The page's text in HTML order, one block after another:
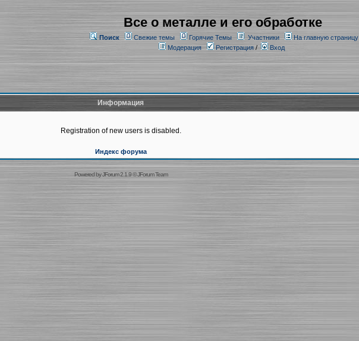
Все о металле и его обработке
Поиск Свежие темы Горячие Темы Участники
На главную страницу
Модерация
Регистрация/ Вход
Информация
Registration of new users is disabled.
Индекс форума
Powered byJForum 2.1.9©JForum Team